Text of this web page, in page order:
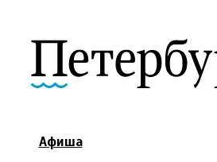
Афиша